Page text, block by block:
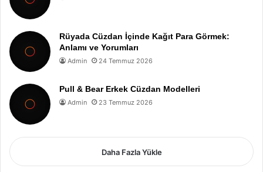
Rüyada Cüzdan İçinde Kağıt Para Görmek:
Anlamı ve Yorumları
Admin 24 Temmuz 2026
Pull & Bear Erkek Cüzdan Modelleri
Admin 23 Temmuz 2026
Daha Fazla Yükle